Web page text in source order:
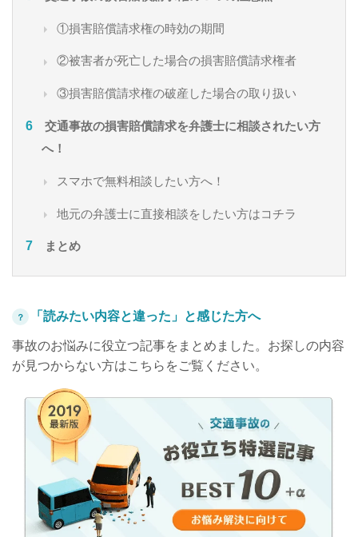
①損害賠償請求権の時効の期間
②被害者が死亡した場合の損害賠償請求権者
③損害賠償請求権の破産した場合の取り扱い
交通事故の損害賠償請求を弁護士に相談されたい方
へ！
スマホで無料相談したい方へ！
地元の弁護士に直接相談をしたい方はコチラ
まとめ
？ 「読みたい内容と違った」と感じた方へ
事故のお悩みに役立つ記事をまとめました。お探しの内容
が見つからない方はこちらをご覧ください。